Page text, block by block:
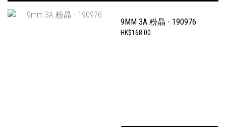
9MM 3A 粉晶 - 190976
HK$168.00